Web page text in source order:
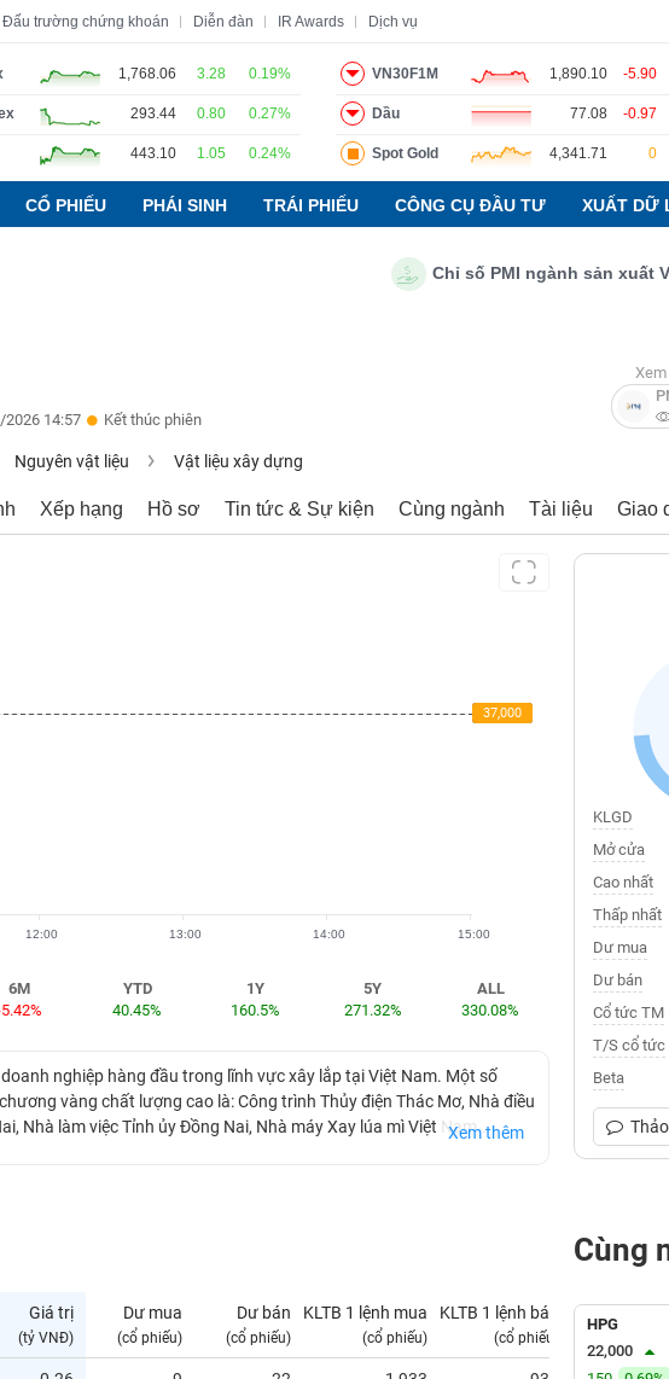
Đấu trường chứng khoán Diễn đàn IR Awards Dịch vụ
1,768.06 3.28 0.19%
293.44 0.80 0.27%
443.10 1.05 0.24%
VN30F1M 1,890.10 -5.90
Dầu 77.08 -0.97
Spot Gold 4,341.71 0
CỔ PHIẾU PHÁI SINH TRÁI PHIẾU CÔNG CỤ ĐẦU TƯ XUẤT DỮ
Chỉ số PMI ngành sản xuất Việt
2026 14:57 Kết thúc phiên
Nguyên vật liệu Vật liệu xây dựng
Xếp hạng Hồ sơ Tin tức & Sự kiện Cùng ngành Tài liệu Giao
37,000
12:00 13:00 14:00 15:00
37,000
37,000
6M
YTD
40.45%
1Y
160.5%
5Y
271.32%
ALL
330.08%
nghiệp hàng đầu trong lĩnh vực xây lắp tại Việt Nam. Một số
vàng chất lượng cao là: Công trình Thủy điện Thác Mơ, Nhà điều
Nhà làm việc Tỉnh ủy Đồng Nai, Nhà máy Xay lúa mì Việt Nam...
Xem thêm
KLGD
Mở cửa
Cao nhất
Thấp nhất
Dư mua
Dư bán
Cổ tức TM
T/S cổ tức
Beta
Giá trị
(tỷ VNĐ)
Dư mua
(cổ phiếu)
Dư bán
(cổ phiếu)
KLTB 1 lệnh mua
(cổ phiếu)
KLTB 1 lệnh bán
(cổ phiếu)
Cùng
HPG
22,000
Lãnh đạo Báo cáo phân tích Thuật ngữ